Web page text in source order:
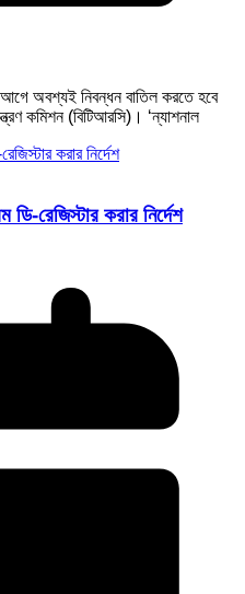
অবশ্যই নিবন্ধন বাতিল করতে হবে
কমিশন (বিটিআরসি)। ‘ন্যাশনাল
রেজিস্টার করার নির্দেশ